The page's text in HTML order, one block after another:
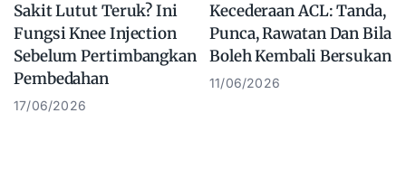
Sakit Lutut Teruk? Ini
Fungsi Knee Injection
Sebelum Pertimbangkan
Pembedahan
17/06/2026
Kecederaan ACL: Tanda,
Punca, Rawatan Dan Bila
Boleh Kembali Bersukan
11/06/2026